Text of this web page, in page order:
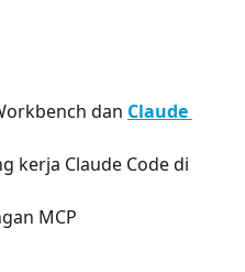
dan Claude
kerja Claude Code di
MCP